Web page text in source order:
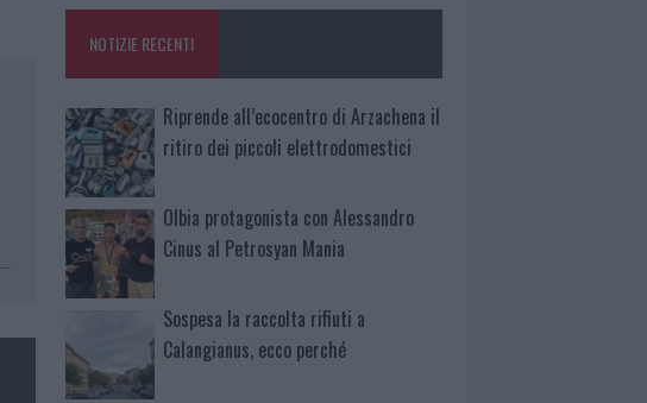
NOTIZIE RECENTI
Riprende all’ecocentro di Arzachena il
ritiro dei piccoli elettrodomestici
Olbia protagonista con Alessandro
Cinus al Petrosyan Mania
Sospesa la raccolta rifiuti a
Calangianus, ecco perché